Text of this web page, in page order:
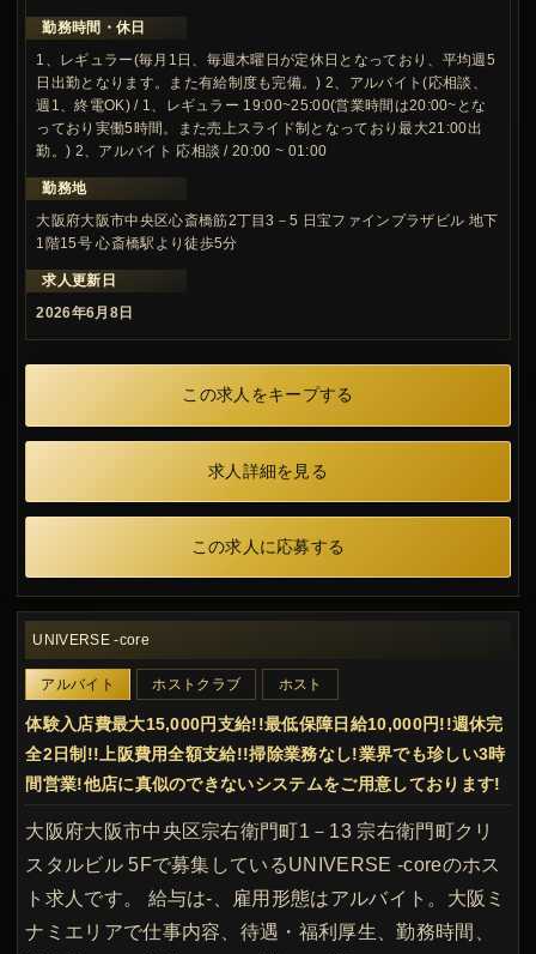
勤務時間・休日
1、レギュラー(毎月1日、毎週木曜日が定休日となっており、平均週5
日出勤となります。また有給制度も完備。) 2、アルバイト(応相談、
週1、終電OK) / 1、レギュラー 19:00~25:00(営業時間は20:00~とな
っており実働5時間。また売上スライド制となっており最大21:00出
勤。) 2、アルバイト 応相談 / 20:00 ~ 01:00
勤務地
大阪府大阪市中央区心斎橋筋2丁目3－5 日宝ファインプラザビル 地下
1階15号 心斎橋駅より徒歩5分
求人更新日
2026年6月8日
この求人をキープする
求人詳細を見る
この求人に応募する
UNIVERSE -core
アルバイト ホストクラブ ホスト
体験入店費最大15,000円支給!!最低保障日給10,000円!!週休完
全2日制!!上阪費用全額支給!!掃除業務なし!業界でも珍しい3時
間営業!他店に真似のできないシステムをご用意しております!
大阪府大阪市中央区宗右衛門町1－13 宗右衛門町クリ
スタルビル 5Fで募集しているUNIVERSE -coreのホス
ト求人です。 給与は-、雇用形態はアルバイト。大阪ミ
ナミエリアで仕事内容、待遇・福利厚生、勤務時間、